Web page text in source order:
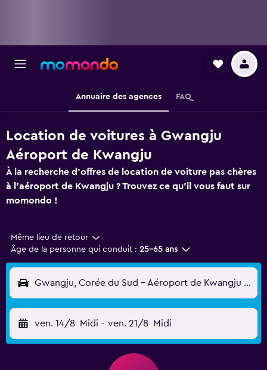
Annuaire des agences FAQ
Location de voitures à Gwangju
Aéroport de Kwangju
À la recherche d'offres de location de voiture pas chères
à l'aéroport de Kwangju ? Trouvez ce qu'il vous faut sur
momondo !
Même lieu de retour
Âge de la personne qui conduit : 25-65 ans
Gwangju, Corée du Sud - Aéroport de Kwangju (KWJ)
ven. 14/8 Midi - ven. 21/8 Midi